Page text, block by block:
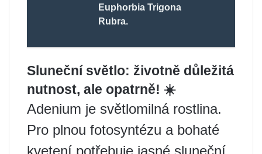
Euphorbia Trigona
Rubra.
Sluneční světlo: životně důležitá
nutnost, ale opatrně! ☀️
Adenium je světlomilná rostlina.
Pro plnou fotosyntézu a bohaté
kvetení potřebuje jasné sluneční